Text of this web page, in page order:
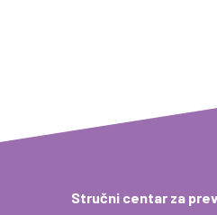
Stručni centar za